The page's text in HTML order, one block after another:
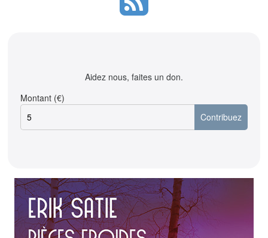
Aidez nous, faites un don.
Montant (€)